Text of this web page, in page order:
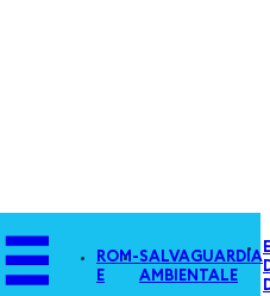
ROM-
E
SALVAGUARDIA
AMBIENTALE